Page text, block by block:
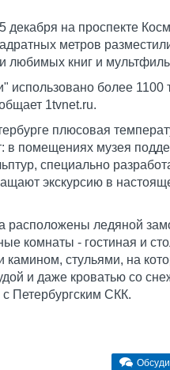
декабря на проспекте
метров
любимых книг и
использовано более 1100
1tvnet.ru.
плюсовая
в помещениях музея
специально
экскурсию в
расположены ледяной
комнаты - гостиная и
камином, стульями, на
и даже кроватью со
Петербургским СКК.